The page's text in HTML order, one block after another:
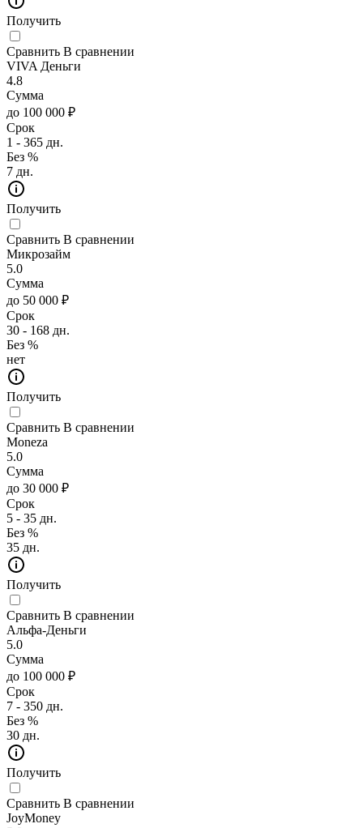
Получить
Сравнить В сравнении
VIVA Деньги
4.8
Сумма
до 100 000 ₽
Срок
1 - 365 дн.
Без %
7 дн.
Получить
Сравнить В сравнении
Микрозайм
5.0
Сумма
до 50 000 ₽
Срок
30 - 168 дн.
Без %
нет
Получить
Сравнить В сравнении
Moneza
5.0
Сумма
до 30 000 ₽
Срок
5 - 35 дн.
Без %
35 дн.
Получить
Сравнить В сравнении
Альфа-Деньги
5.0
Сумма
до 100 000 ₽
Срок
7 - 350 дн.
Без %
30 дн.
Получить
Сравнить В сравнении
JoyMoney